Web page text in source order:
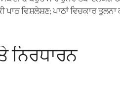
ਪਾਠ ਵਿਸ਼ਲੇਸ਼ਣ; ਪਾਠਾਂ ਵਿਚਕਾਰ
ਨਿਰਧਾਰਨ